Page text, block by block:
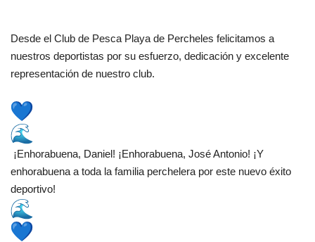
Desde el Club de Pesca Playa de Percheles felicitamos a
nuestros deportistas por su esfuerzo, dedicación y excelente
representación de nuestro club.
¡Enhorabuena, Daniel! ¡Enhorabuena, José Antonio! ¡Y
enhorabuena a toda la familia perchelera por este nuevo éxito
deportivo!